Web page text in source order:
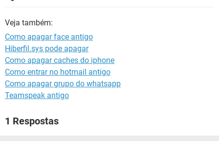
Veja também:
Como apagar face antigo
Hiberfil.sys pode apagar
Como apagar caches do iphone
Como entrar no hotmail antigo
Como apagar grupo do whatsapp
Teamspeak antigo
1 Respostas